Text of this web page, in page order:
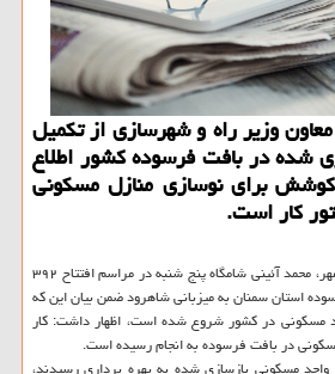
وزیر راه و شهرسازی از تکمیل
شده در بافت فرسوده کشور اطلاع
برای نوسازی منازل مسکونی
کار است.
کن به نقل از مهر، محمد آئینی شامگاه پنج شنبه در مراسم افتتاح ۳۹۲
استان سمنان به میزبانی شاهرود ضمن بیان این که
بر ۲۶۰ هزار واحد مسکونی در کشور شروع شده است، اظهار داشت: کار